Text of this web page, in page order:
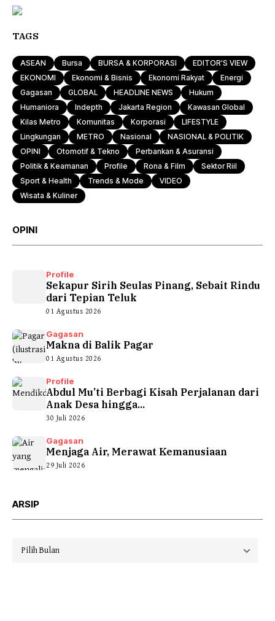
TAGS
ASEAN Bursa BURSA & KORPORASI
EDITOR'S VIEW
EKONOMI
Ekonomi & Bisnis Ekonomi Rakyat
Energi
Gagasan
GLOBAL HEADLINE NEWS
Hukum
Humaniora
Indepth Jakarta Region
Kawasan Global
Kilas Metro
Komunitas Korporasi
LIFESTYLE
Lingkungan
METRO Nasional
NASIONAL & POLITIK
OPINI
Otomotif & Tekno
Perbankan & Asuransi
Politik & Keamanan
Profile Rona & Film
Sektor Riil
Sport & Health
Trends & Mode
VIDEO
Wisata & Kuliner
OPINI
Profile
Sekapur Sirih Seulas Pinang, Sebait Rindu
dari Tepian Teluk
01 Agustus 2026
Gagasan
Makna di Balik Pagar
01 Agustus 2026
Profile
Abdul Mu’ti Berbagi Kisah Perjalanan dari
Anak Desa hingga...
30 Juli 2026
Gagasan
Menjaga Air, Merawat Kemanusiaan
29 Juli 2026
ARSIP
Arsip